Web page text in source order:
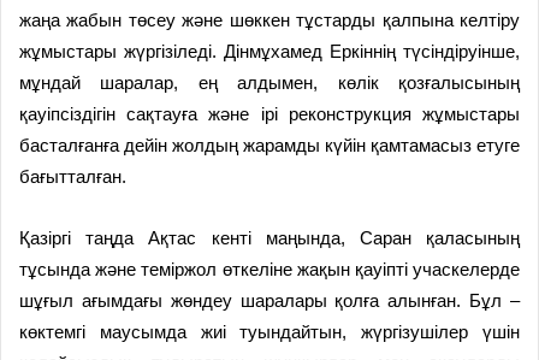
жаңа жабын төсеу және шөккен тұстарды қалпына келтіру
жұмыстары жүргізіледі. Дінмұхамед Еркіннің түсіндіруінше,
мұндай шаралар, ең алдымен, көлік қозғалысының
қауіпсіздігін сақтауға және ірі реконструкция жұмыстары
басталғанға дейін жолдың жарамды күйін қамтамасыз етуге
бағытталған.
Қазіргі таңда Ақтас кенті маңында, Саран қаласының
тұсында және теміржол өткеліне жақын қауіпті учаскелерде
шұғыл ағымдағы жөндеу шаралары қолға алынған. Бұл –
көктемгі маусымда жиі туындайтын, жүргізушілер үшін